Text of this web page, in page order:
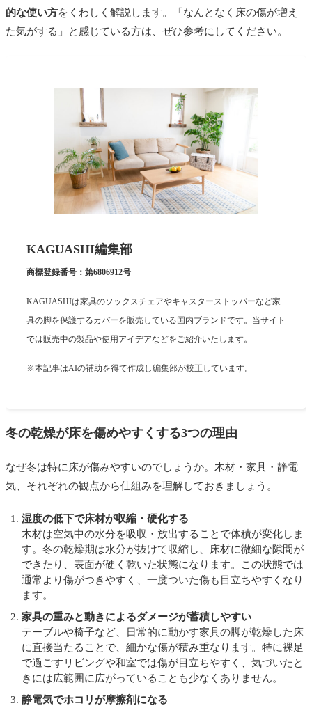
的な使い方をくわしく解説します。「なんとなく床の傷が増え
た気がする」と感じている方は、ぜひ参考にしてください。
KAGUASHI編集部
商標登録番号：第6806912号
KAGUASHIは家具のソックスチェアやキャスターストッパーなど家
具の脚を保護するカバーを販売している国内ブランドです。当サイト
では販売中の製品や使用アイデアなどをご紹介いたします。
※本記事はAIの補助を得て作成し編集部が校正しています。
冬の乾燥が床を傷めやすくする3つの理由
なぜ冬は特に床が傷みやすいのでしょうか。木材・家具・静電
気、それぞれの観点から仕組みを理解しておきましょう。
湿度の低下で床材が収縮・硬化する
木材は空気中の水分を吸収・放出することで体積が変化しま
す。冬の乾燥期は水分が抜けて収縮し、床材に微細な隙間が
できたり、表面が硬く乾いた状態になります。この状態では
通常より傷がつきやすく、一度ついた傷も目立ちやすくなり
ます。
家具の重みと動きによるダメージが蓄積しやすい
テーブルや椅子など、日常的に動かす家具の脚が乾燥した床
に直接当たることで、細かな傷が積み重なります。特に裸足
で過ごすリビングや和室では傷が目立ちやすく、気づいたと
きには広範囲に広がっていることも少なくありません。
静電気でホコリが摩擦剤になる